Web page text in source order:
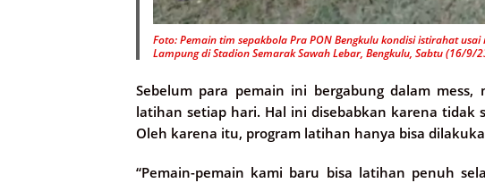
Foto: Pemain tim sepakbola Pra PON Bengkulu kondisi istirahat
Lampung di Stadion Semarak Sawah Lebar, Bengkulu, Sabtu (16/9/
Sebelum para pemain ini bergabung dalam
latihan setiap hari. Hal ini disebabkan karena tidak
Oleh karena itu, program latihan hanya bisa
“Pemain-pemain kami baru bisa latihan penuh